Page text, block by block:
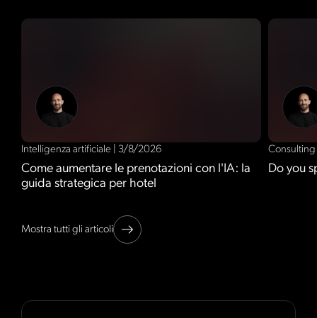
Intelligenza artificiale 3/8/2026
Come aumentare le prenotazioni con l'IA: la
guida strategica per hotel
Consulting
Do you
Mostra tutti gli articoli